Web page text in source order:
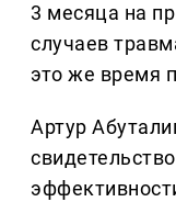
3 месяца на
случаев
это же время
Артур